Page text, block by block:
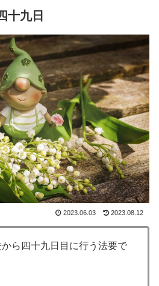
十九日
2023.06.03 2023.08.12
ら四十九日目に行う法要で